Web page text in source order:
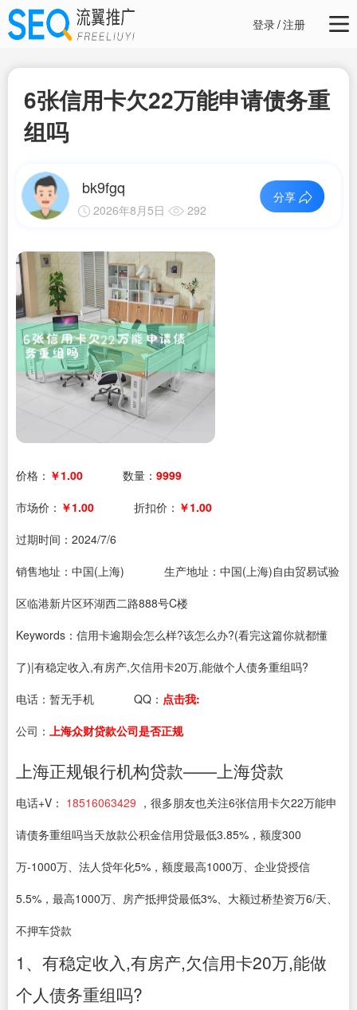
登录/注册
6张信用卡欠22万能申请债务重
组吗
bk9fgq
2026年8月5日 292
分享
价格： ￥1.00 数量： 9999
市场价： ￥1.00 折扣价： ￥1.00
过期时间： 2024/7/6
销售地址：中国(上海)
生产地址：中国(上海)自由贸易试验
区临港新片区环湖西二路888号C楼
Keywords：信用卡逾期会怎么样?该怎么办?(看完这篇你就都懂
了)|有稳定收入,有房产,欠信用卡20万,能做个人债务重组吗?
电话： 暂无手机 QQ： 点击我:
公司： 上海众财贷款公司是否正规
上海正规银行机构贷款——上海贷款
电话+V： 18516063429 ，很多朋友也关注6张信用卡欠22万能申
请债务重组吗当天放款公积金信用贷最低3.85%，额度300
万-1000万、法人贷年化5%，额度最高1000万、企业贷授信
5.5%，最高1000万、房产抵押贷最低3%、大额过桥垫资万6/天、
不押车贷款
1、有稳定收入,有房产,欠信用卡20万,能做
个人债务重组吗?